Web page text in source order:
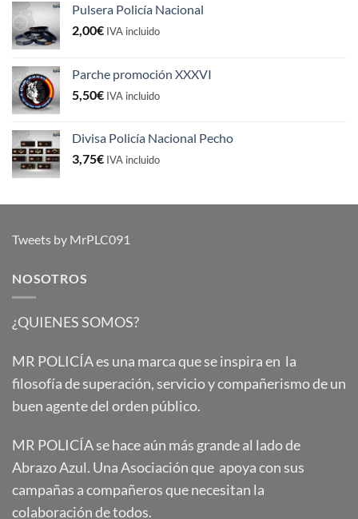
Pulsera Policía Nacional
2,00€ IVA incluido
Parche promoción XXXVI
5,50€ IVA incluido
Divisa Policía Nacional Pecho
3,75€ IVA incluido
Tweets by MrPLC091
NOSOTROS
¿QUIENES SOMOS?
MR POLICÍA es una marca que se inspira en la
filosofía de superación, servicio y compañerismo de un
buen agente del orden público.
MR POLICÍA se hace aún más grande al lado de
Abrazo Azul. Una Asociación que apoya con sus
campañas a compañeros que necesitan la
colaboración de todos.